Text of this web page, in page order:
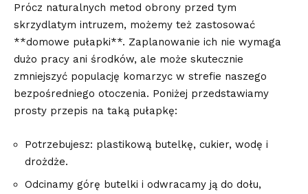
Prócz naturalnych metod obrony przed tym
skrzydlatym intruzem, możemy też zastosować
**domowe pułapki**. ​Zaplanowanie ich nie wymaga
dużo ⁣pracy ani⁢ środków, ale może skutecznie
zmniejszyć populację komarzyc w strefie naszego
bezpośredniego otoczenia. Poniżej przedstawiamy‍
prosty przepis na taką pułapkę:
Potrzebujesz: plastikową butelkę, cukier, ​wodę i‍
drożdże.
Odcinamy górę butelki i odwracamy ją ​do ‌dołu,